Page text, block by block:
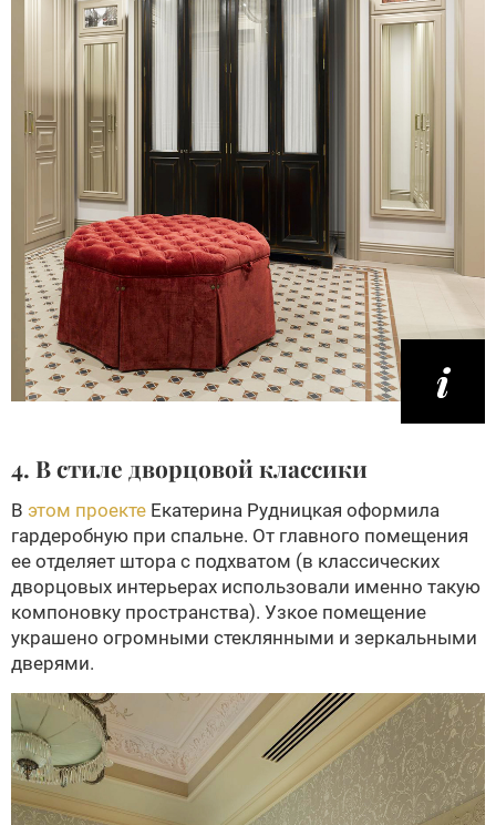
4. В стиле дворцовой классики
В этом проекте Екатерина Рудницкая оформила
гардеробную при спальне. От главного помещения
ее отделяет штора с подхватом (в классических
дворцовых интерьерах использовали именно такую
компоновку пространства). Узкое помещение
украшено огромными стеклянными и зеркальными
дверями.